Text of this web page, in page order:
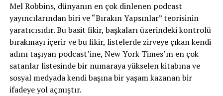
Mel Robbins, dünyanın en çok dinlenen podcast
yayıncılarından biri ve “Bırakın Yapsınlar” teorisinin
yaratıcısıdır. Bu basit fikir, başkaları üzerindeki kontrolü
bırakmayı içerir ve bu fikir, listelerde zirveye çıkan kendi
adını taşıyan podcast’ine, New York Times’ın en çok
satanlar listesinde bir numaraya yükselen kitabına ve
sosyal medyada kendi başına bir yaşam kazanan bir
ifadeye yol açmıştır.